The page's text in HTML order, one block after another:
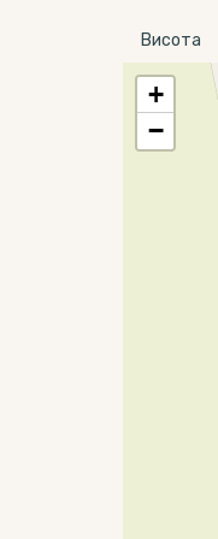
Висота
+
−